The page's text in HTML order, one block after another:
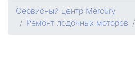
Сервисный центр Mercury
Ремонт лодочных моторов